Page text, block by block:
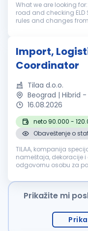
What we are looking for: Controlling hours drivers spend on the
road and checking ELD
rules and changes from
Import,
Coordinator
Tilaa d.o.o.
Beograd | Hibrid -
16.08.2026
neto 90.000 -
Obaveštenje o
TILAA, kompanija
nameštaja, dekoracije
odgovornu osobu za
organizaciju uvoza,
Prikažite mi